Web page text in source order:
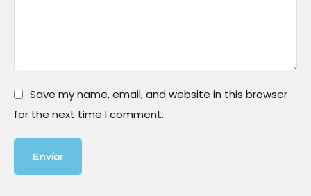
Save my name, email, and website in this browser
for the next time I comment.
Envíar